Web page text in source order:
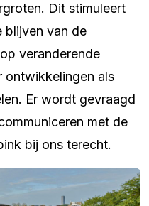
Dit stimuleert
blijven van de
veranderende
ontwikkelingen als
Er wordt gevraagd
met de
bij ons terecht.